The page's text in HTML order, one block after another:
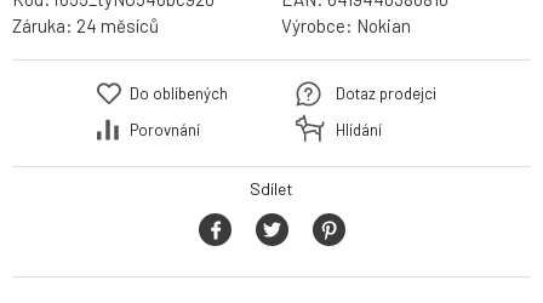
Záruka: 24 měsíců Výrobce: Nokian
Do oblíbených
Porovnání
Dotaz prodejci
Hlídání
Sdílet